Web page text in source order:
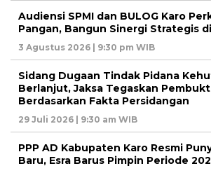
Audiensi SPMI dan BULOG Karo
Pangan, Bangun Sinergi Strategis
3 Agustus 2026 | 9:30 pm WIB
Sidang Dugaan Tindak Pidana
Berlanjut, Jaksa Tegaskan
Berdasarkan Fakta Persidangan
29 Juli 2026 | 9:30 am WIB
PPP AD Kabupaten Karo Resmi
Baru, Esra Barus Pimpin Periode